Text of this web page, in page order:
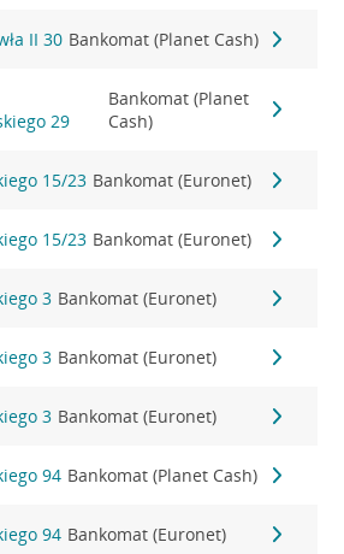
II 30 Bankomat (Planet Cash)
29
Bankomat (Planet
Cash)
15/23 Bankomat (Euronet)
15/23 Bankomat (Euronet)
3 Bankomat (Euronet)
3 Bankomat (Euronet)
3 Bankomat (Euronet)
94 Bankomat (Planet Cash)
94 Bankomat (Euronet)